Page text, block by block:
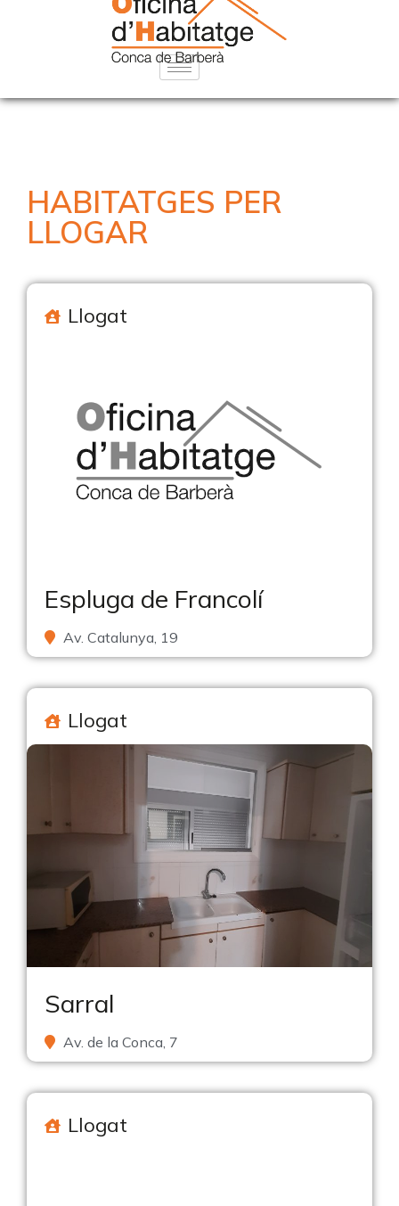
HABITATGES PER
LLOGAR
Llogat
Espluga de Francolí
Av. Catalunya, 19
Llogat
Sarral
Av. de la Conca, 7
Llogat